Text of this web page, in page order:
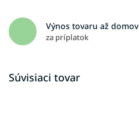
Výnos tovaru až domov
za príplatok
Súvisiaci tovar